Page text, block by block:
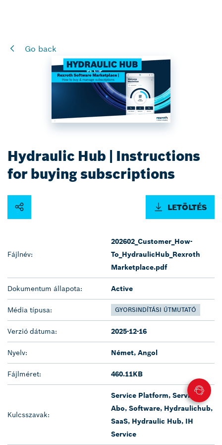
Go back
Hydraulic Hub | Instructions
for buying subscriptions
LETÖLTÉS
Fájlnév:
202602_Customer_How-
To_HydraulicHub_Rexroth
Marketplace.pdf
Dokumentum állapota: Active
Média típusa: GYORSINDÍTÁSI ÚTMUTATÓ
Verzió dátuma: 2025-12-16
Nyelv: Német, Angol
Fájlméret: 460.11KB
Kulcsszavak:
Service Platform, Service,
Abo, Software, Hydraulichub,
SaaS, Hydraulic Hub, IH
Service